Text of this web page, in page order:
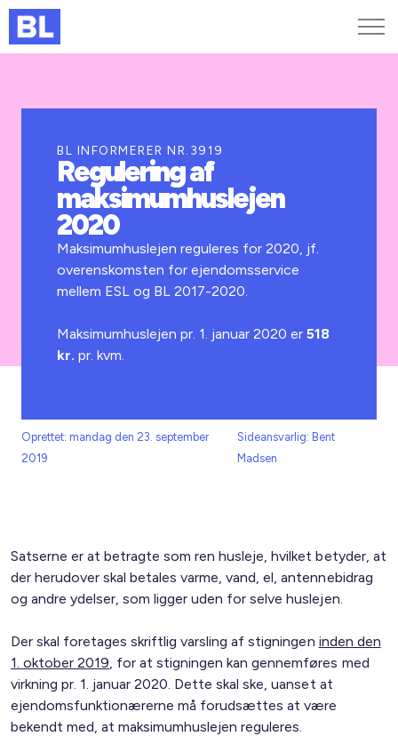
Kurser og arrangementer
Jobportalen
BL INFORMERER NR.3919
Regulering af
maksimumhuslejen
2020
Maksimumhuslejen reguleres for 2020, jf.
overenskomsten for ejendomsservice
mellem ESL og BL 2017-2020.
Maksimumhuslejen pr. 1. januar 2020 er518
kr. pr. kvm.
Oprettet: mandag den 23. september
2019
Sideansvarlig: Bent
Madsen
Satserne er at betragte som ren husleje, hvilket betyder, at
der herudover skal betales varme, vand, el, antennebidrag
og andre ydelser, som ligger uden for selve huslejen.
Der skal foretages skriftlig varsling af stigningen inden den
1. oktober 2019, for at stigningen kan gennemføres med
virkning pr. 1. januar 2020. Dette skal ske, uanset at
ejendomsfunktionærerne må forudsættes at være
bekendt med, at maksimumhuslejen reguleres.